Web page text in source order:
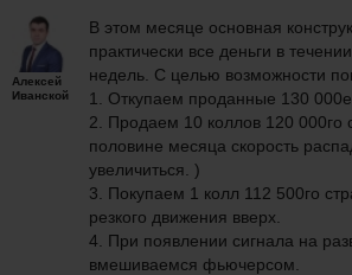
Алексей
Иванской
В этом месяце основная
практически все деньги в
недель. С целью возможности
1. Откупаем проданные 130
2. Продаем 10 коллов 120 000го
половине месяца скорость
увеличиться. )
3. Покупаем 1 колл 112 500го
резкого движения вверх.
4. При появлении сигнала на
вмешиваемся фьючерсом.